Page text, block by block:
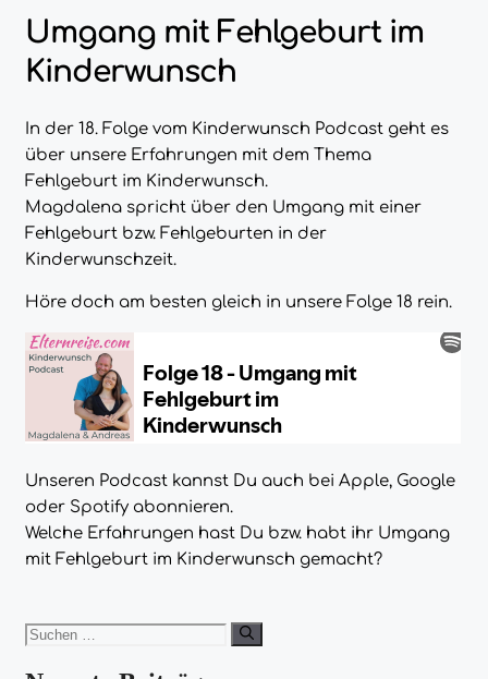
Umgang mit Fehlgeburt im
Kinderwunsch
In der 18. Folge vom Kinderwunsch Podcast geht es
über unsere Erfahrungen mit dem Thema
Fehlgeburt im Kinderwunsch.
Magdalena spricht über den Umgang mit einer
Fehlgeburt bzw. Fehlgeburten in der
Kinderwunschzeit.
Höre doch am besten gleich in unsere Folge 18 rein.
Unseren Podcast kannst Du auch bei Apple, Google
oder Spotify abonnieren.
Welche Erfahrungen hast Du bzw. habt ihr Umgang
mit Fehlgeburt im Kinderwunsch gemacht?
Suchen
nach: